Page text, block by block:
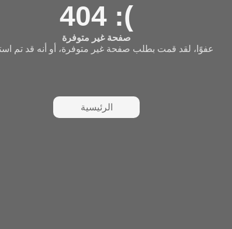
404 :(
صفحة غير متوفرة
عفوًا، لقد قمت بطلب صفحة غير متوفرة، أو أنه قد تم
الرئيسية